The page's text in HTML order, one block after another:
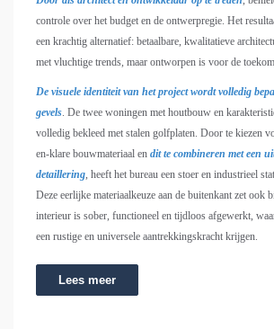
controle over het budget en de ontwerpregie. Het
een krachtig alternatief: betaalbare, kwalitatieve
met vluchtige trends, maar ontworpen is voor de
De visuele identiteit van het project wordt volledig
gevels. De twee woningen met houtbouw en
volledig bekleed met stalen golfplaten. Door te kiezen
en-klare bouwmateriaal en dit te combineren met een
detaillering, heeft het bureau een stoer en industrieel
Deze eerlijke materiaalkeuze aan de buitenkant zet ook
interieur is sober, functioneel en tijdloos afgewerkt,
een rustige en universele aantrekkingskracht krijgen.
Lees meer